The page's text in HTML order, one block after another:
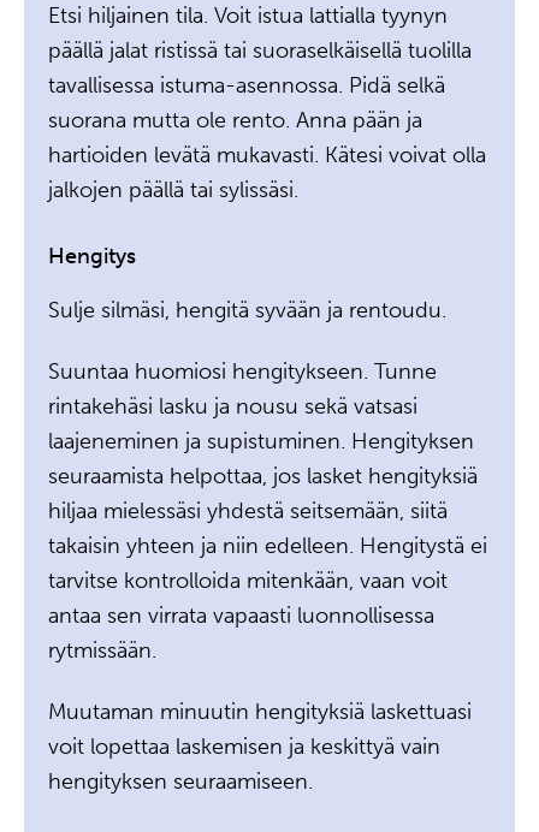
Etsi hiljainen tila. Voit istua lattialla tyynyn
päällä jalat ristissä tai suoraselkäisellä tuolilla
tavallisessa istuma-asennossa. Pidä selkä
suorana mutta ole rento. Anna pään ja
hartioiden levätä mukavasti. Kätesi voivat olla
jalkojen päällä tai sylissäsi.
Hengitys
Sulje silmäsi, hengitä syvään ja rentoudu.
Suuntaa huomiosi hengitykseen. Tunne
rintakehäsi lasku ja nousu sekä vatsasi
laajeneminen ja supistuminen. Hengityksen
seuraamista helpottaa, jos lasket hengityksiä
hiljaa mielessäsi yhdestä seitsemään, siitä
takaisin yhteen ja niin edelleen. Hengitystä ei
tarvitse kontrolloida mitenkään, vaan voit
antaa sen virrata vapaasti luonnollisessa
rytmissään.
Muutaman minuutin hengityksiä laskettuasi
voit lopettaa laskemisen ja keskittyä vain
hengityksen seuraamiseen.